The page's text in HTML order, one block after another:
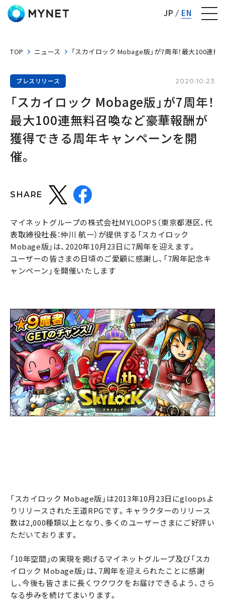
JP EN
TOP ニュース 「スカイロック Mobage版」が7周年！最大100連
プレスリリース 2020.10.23
「スカイロック Mobage版」が7周年！
最大100連無料召喚など豪華報酬が
獲得できる周年キャンペーンを開
催。
SHARE
マイネットグループの株式会社MYLOOPS（東京都港区、代
表取締役社長：仲川 航一）が提供する「スカイロック
Mobage版」は、2020年10月23日に7周年を迎えます。
ユーザーの皆さまの日頃のご愛顧に感謝し、「7周年記念キ
ャンペーン」を開催いたします
「スカイロック Mobage版」は2013年10月23日にgloopsよ
りリリースされた王道RPGです。キャラクターのリリース
数は2,000種類以上となり、多くのユーザーさまにご好評い
ただいております。
「10年空間」の実現を掲げるマイネットグループ及び「スカ
イロック Mobage版」は、7周年を迎えられたことに感謝
し、今後も皆さまに長くワクワクをお届けできるよう、さら
なる歩みを続けてまいります。